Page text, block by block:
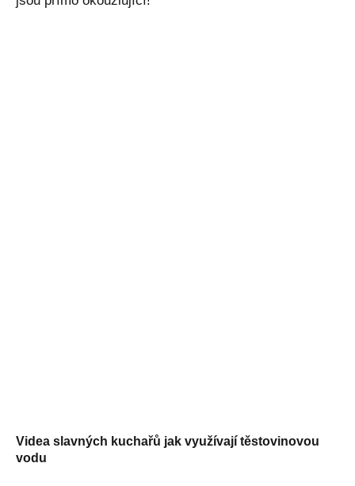
Videa slavných kuchařů jak využívají těstovinovou
vodu